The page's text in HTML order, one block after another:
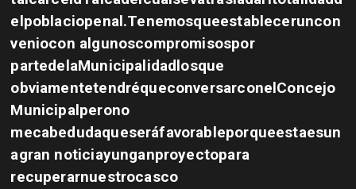
elpoblaciopenal.Tenemosqueestableceruncon
veniocon algunoscompromisospor
partedelaMunicipalidadlosque
obviamentetendréqueconversarconelConcejo
Municipalperono
mecabedudaqueseráfavorableporqueestaesun
agran noticiayunganproyectopara
recuperarnuestrocasco